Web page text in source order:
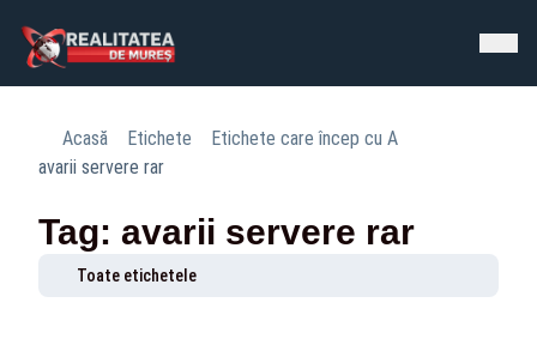
Acasă Etichete
Etichete care încep cu A
avarii servere rar
Tag: avarii servere rar
Toate etichetele